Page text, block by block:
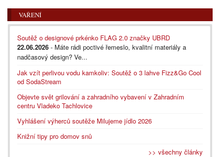
VAŘENÍ
Soutěž o designové prkénko FLAG 2.0 značky UBRD
22.06.2026 - Máte rádi poctivé řemeslo, kvalitní materiály a
nadčasový design? Ve...
Jak vzít perlivou vodu kamkoliv: Soutěž o 3 lahve Fizz&Go Cool
od SodaStream
Objevte svět grilování a zahradního vybavení v Zahradním
centru Vladeko Tachlovice
Vyhlášení výherců soutěže Milujeme jídlo 2026
Knižní tipy pro domov snů
>> všechny články